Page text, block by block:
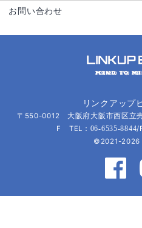
お問い合わせ
リンクアップ
〒550-0012 大阪府大阪市西区立
F TEL： 06-6535-8844/
©2021-2026